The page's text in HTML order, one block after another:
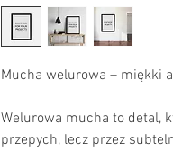
Mucha welurowa – miękki
Welurowa mucha to detal,
przepych, lecz przez